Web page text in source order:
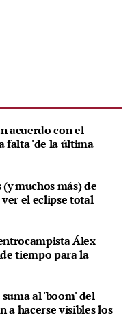
acuerdo con el
falta 'de la última
muchos más) de
el eclipse total
Álex
tiempo para la
al 'boom' del
a hacerse visibles los